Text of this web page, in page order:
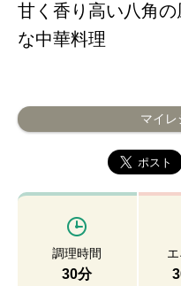
甘く香り高い八角
な中華料理
マイレ
調理時間
30分